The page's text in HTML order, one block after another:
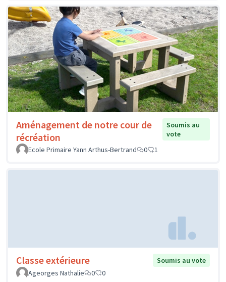
Aménagement de notre cour de
récréation
Soumis au
vote
Ecole Primaire Yann Arthus-Bertrand
0 1
Classe extérieure
Soumis au vote
Ageorges Nathalie
0 0